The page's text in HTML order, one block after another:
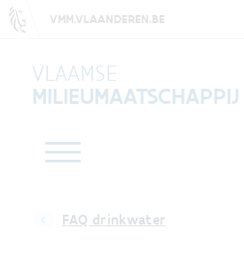
VMM.VLAANDEREN.BE
VLAAMSE
MILIEUMAATSCHAPPIJ
FAQ drinkwater